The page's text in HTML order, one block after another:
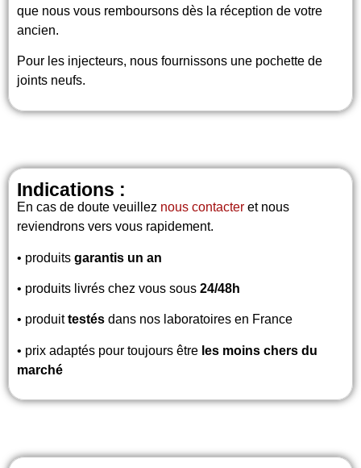
que nous vous remboursons dès la réception de votre
ancien.
Pour les injecteurs, nous fournissons une pochette de
joints neufs.
Indications :
En cas de doute veuillez nous contacter et nous
reviendrons vers vous rapidement.
• produits garantis un an
• produits livrés chez vous sous 24/48h
• produittestés dans nos laboratoires en France
• prix adaptés pour toujours être les moins chers du
marché